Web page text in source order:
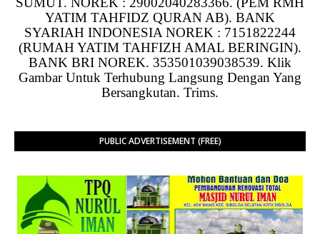
YATIM TAHFIDZ QURAN AB). BANK
SYARIAH INDONESIA NOREK : 7151822244
(RUMAH YATIM TAHFIZH AMAL BERINGIN).
BANK BRI NOREK. 353501039038539. Klik
Gambar Untuk Terhubung Langsung Dengan Yang
Bersangkutan. Trims.
PUBLIC ADVERTISEMENT (FREE)